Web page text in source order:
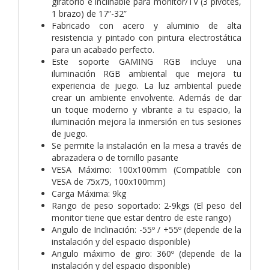
1 brazo) de 17”-32”
Fabricado con acero y aluminio de alta
resistencia y pintado con pintura electrostática
para un acabado perfecto.
Este soporte GAMING RGB incluye una
iluminación RGB ambiental que mejora tu
experiencia de juego. La luz ambiental puede
crear un ambiente envolvente. Además de dar
un toque moderno y vibrante a tu espacio, la
iluminación mejora la inmersión en tus sesiones
de juego.
Se permite la instalación en la mesa a través de
abrazadera o de tornillo pasante
VESA Máximo: 100x100mm (Compatible con
VESA de 75x75, 100x100mm)
Carga Máxima: 9kg
Rango de peso soportado: 2-9kgs (El peso del
monitor tiene que estar dentro de este rango)
Angulo de Inclinación: -55º / +55º (depende de la
instalación y del espacio disponible)
Angulo máximo de giro: 360º (depende de la
instalación y del espacio disponible)